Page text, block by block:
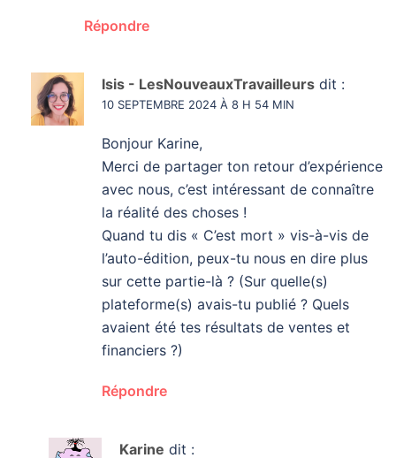
Répondre
Isis - LesNouveauxTravailleurs dit :
10 SEPTEMBRE 2024 À 8 H 54 MIN
Bonjour Karine,
Merci de partager ton retour d’expérience
avec nous, c’est intéressant de connaître
la réalité des choses !
Quand tu dis « C’est mort » vis-à-vis de
l’auto-édition, peux-tu nous en dire plus
sur cette partie-là ? (Sur quelle(s)
plateforme(s) avais-tu publié ? Quels
avaient été tes résultats de ventes et
financiers ?)
Répondre
Karine dit :